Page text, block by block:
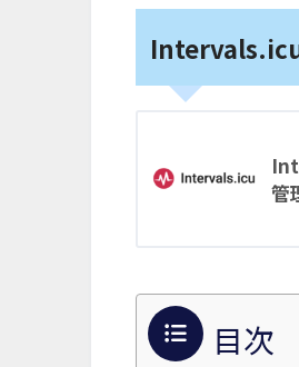
Intervals.icu
管
目次